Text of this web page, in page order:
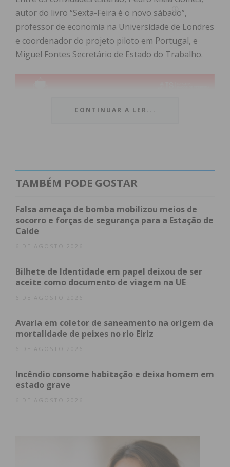
autor do livro “Sexta-Feira é o novo sábado”,
professor de economia na Universidade de Londres
e coordenador do projeto piloto em Portugal, e
Miguel Fontes Secretário de Estado do Trabalho.
Imediato
atualizada.
CONTINUAR A LER...
TAMBÉM PODE GOSTAR
Falsa ameaça de bomba mobilizou meios de
socorro e forças de segurança para a Estação de
Caíde
6 DE AGOSTO 2026
Bilhete de Identidade em papel deixou de ser
aceite como documento de viagem na UE
6 DE AGOSTO 2026
Avaria em coletor de saneamento na origem da
mortalidade de peixes no rio Eiriz
6 DE AGOSTO 2026
Incêndio consome habitação e deixa homem em
estado grave
6 DE AGOSTO 2026